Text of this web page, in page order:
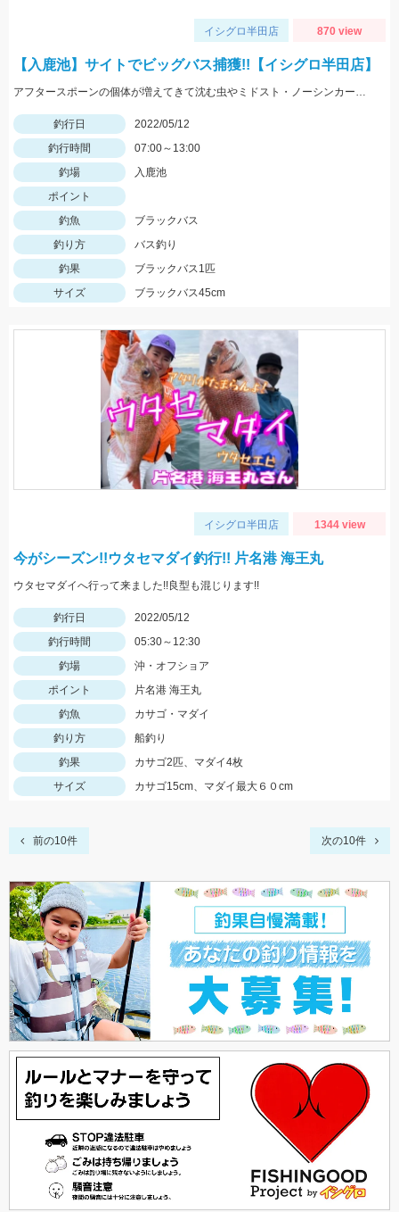
イシグロ半田店 870 view
【入鹿池】サイトでビッグバス捕獲!!【イシグロ半田店】
アフタースポーンの個体が増えてきて沈む虫やミドスト・ノーシンカーに好反応!! 1.3ｇジグヘッドのスーパーホバリングフィッシュミドストで釣れました!!
釣行日
2022/05/12
釣行時間
07:00～13:00
釣場
入鹿池
ポイント
釣魚
ブラックバス
釣り方
バス釣り
釣果
ブラックバス1匹
サイズ
ブラックバス45cm
イシグロ半田店 1344 view
今がシーズン!!ウタセマダイ釣行!! 片名港 海王丸
ウタセマダイへ行って来ました!!良型も混じります!!
釣行日
2022/05/12
釣行時間
05:30～12:30
釣場
沖・オフショア
ポイント
片名港 海王丸
釣魚
カサゴ・マダイ
釣り方
船釣り
釣果
カサゴ2匹、マダイ4枚
サイズ
カサゴ15cm、マダイ最大６０cm
前の10件 次の10件